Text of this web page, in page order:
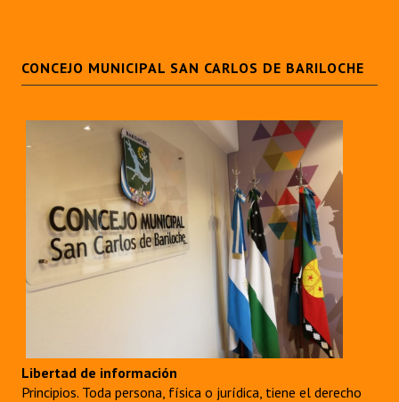
CONCEJO MUNICIPAL SAN CARLOS DE BARILOCHE
Libertad de información
Principios. Toda persona, física o jurídica, tiene el derecho